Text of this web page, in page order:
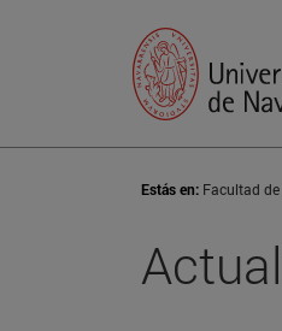
Estás en: Facultad